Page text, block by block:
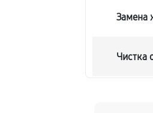
Замена
Чистка